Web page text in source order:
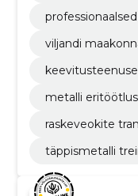
viljandi
metalli eritöötlus
raskeveokite
täppismetalli